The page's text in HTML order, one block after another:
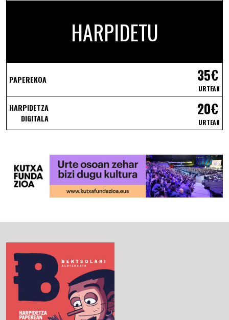
HARPIDETU
PAPEREKOA 35€
URTEAN
HARPIDETZA
DIGITALA
20€
URTEAN